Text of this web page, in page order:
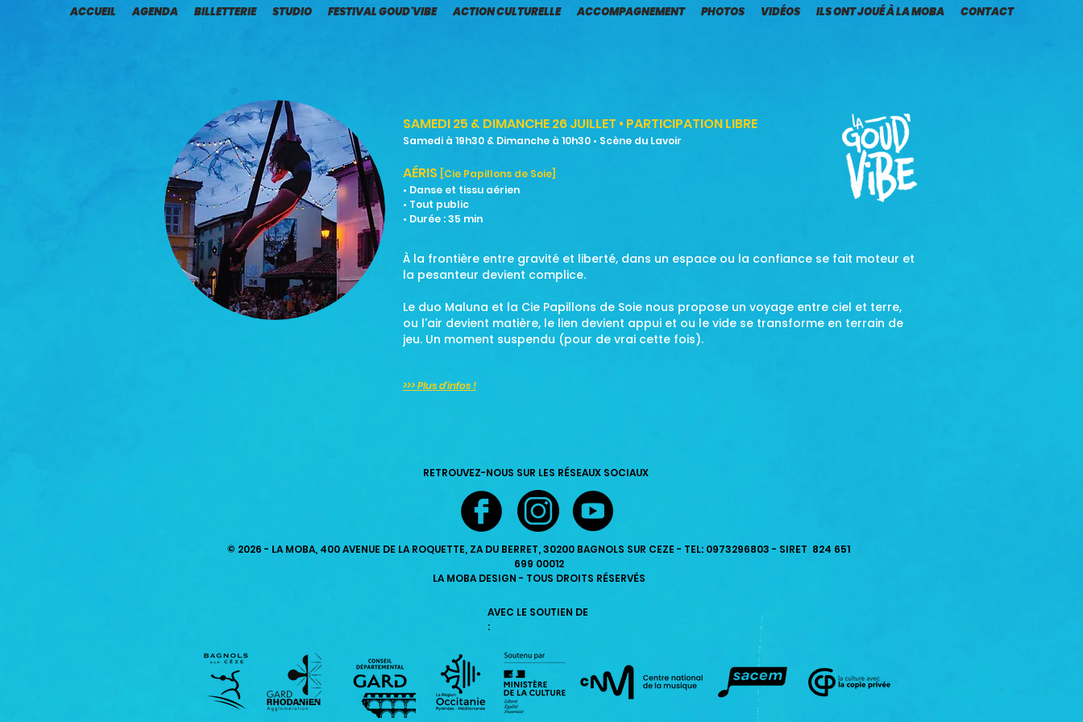
ACCUEIL AGENDA BILLETTERIE STUDIO FESTIVAL GOUD'VIBE ACTION CULTURELLE ACCOMPAGNEMENT PHOTOS VIDÉOS ILS ONT JOUÉ À LA MOBA CONTACT
SAMEDI 25 & DIMANCHE 26 JUILLET • PARTICIPATION LIBRE
Samedi à 19h30 & Dimanche à 10h30 • Scène du Lavoir
AÉRIS [Cie Papillons de Soie]
• Danse et tissu aérien
• Tout public
• Durée : 35 min
À la frontière entre gravité et liberté, dans un espace ou la confiance se fait moteur et
la pesanteur devient complice.
Le duo Maluna et la Cie Papillons de Soie nous propose un voyage entre ciel et terre,
ou l'air devient matière, le lien devient appui et ou le vide se transforme en terrain de
jeu. Un moment suspendu (pour de vrai cette fois).
>>> Plus d'infos !
RETROUVEZ-NOUS SUR LES RÉSEAUX SOCIAUX
© 2026 - LA MOBA, 400 AVENUE DE LA ROQUETTE, ZA DU BERRET, 30200 BAGNOLS SUR CEZE - TEL: 0973296803 - SIRET 824 651
699 00012
LA MOBA DESIGN - TOUS DROITS RÉSERVÉS
AVEC LE SOUTIEN DE
: